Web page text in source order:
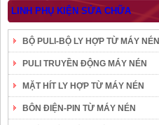
LINH PHỤ KIỆN SỬA CHỮA
BỘ PULI-BỘ LY HỢP TỪ MÁY NÉN
PULI TRUYỀN ĐỘNG MÁY NÉN
MẶT HÍT LY HỢP TỪ MÁY NÉN
BÔN ĐIỆN-PIN TỪ MÁY NÉN